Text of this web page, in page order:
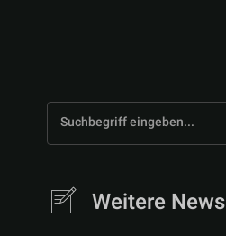
Suchbegriff eingeben...
Weitere News